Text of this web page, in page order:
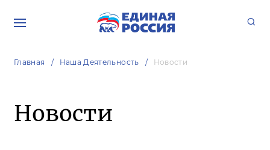
Главная Наша Деятельность Новости
Новости